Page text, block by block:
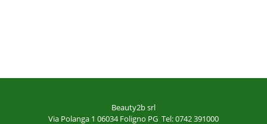
Beauty2b srl
Via Polanga 1 06034 Foligno PG Tel: 0742 391000